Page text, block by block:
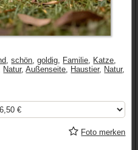
,schön,goldig, Familie, Katze,
Natur,Außenseite, Haustier, Natur,
Foto merken